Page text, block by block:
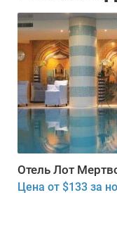
Отель Лот
Цена от $133 за